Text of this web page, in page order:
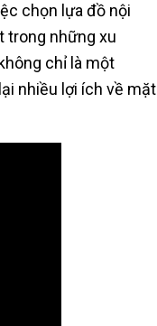
chọn lựa đồ nội
trong những xu
chỉ là một
nhiều lợi ích về mặt